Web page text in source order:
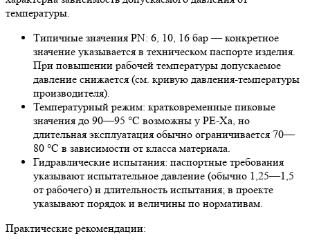
температуры.
Типичные значения PN: 6, 10, 16 бар — конкретное
значение указывается в техническом паспорте изделия.
При повышении рабочей температуры допускаемое
давление снижается (см. кривую давления‑температуры
производителя).
Температурный режим: кратковременные пиковые
значения до 90—95 °C возможны у PE‑Xa, но
длительная эксплуатация обычно ограничивается 70—
80 °C в зависимости от класса материала.
Гидравлические испытания: паспортные требования
указывают испытательное давление (обычно 1,25—1,5
от рабочего) и длительность испытания; в проекте
указывают порядок и величины по нормативам.
Практические рекомендации: